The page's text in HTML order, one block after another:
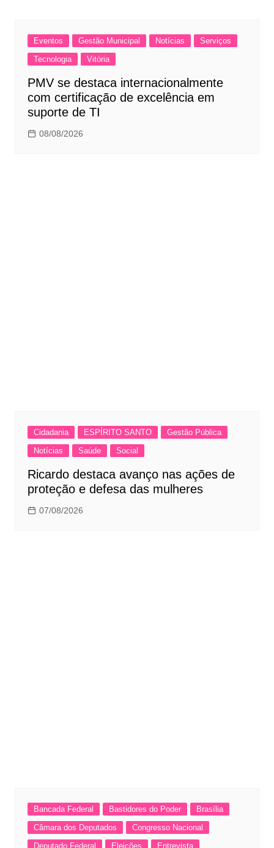
Eventos Gestão Municipal Notícias
Serviços
Tecnologia
Vitória
PMV se destaca internacionalmente
com certificação de excelência em
suporte de TI
08/08/2026
Cidadania ESPÍRITO SANTO
Gestão Pública
Notícias
Saúde Social
Ricardo destaca avanço nas ações de
proteção e defesa das mulheres
07/08/2026
Bancada Federal Bastidores do Poder
Brasília
Câmara dos Deputados
Congresso Nacional
Deputado Federal
Eleições Entrevista